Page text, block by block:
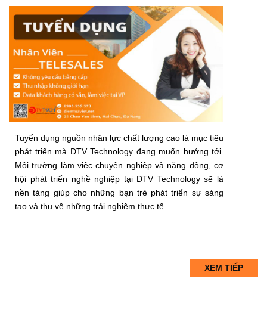
Tuyển dụng nguồn nhân lực chất lượng cao là mục tiêu
phát triển mà DTV Technology đang muốn hướng tới.
Môi trường làm việc chuyên nghiệp và năng động, cơ
hội phát triển nghề nghiệp tại DTV Technology sẽ là
nền tảng giúp cho những bạn trẻ phát triển sự sáng
tạo và thu về những trải nghiệm thực tế …
XEM TIẾP